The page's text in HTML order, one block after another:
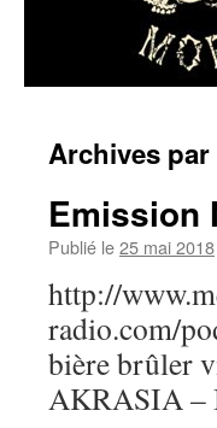
au
contenu
Archives
Emission
Publié le25 mai 2018
http://
radio.com/
bière brûler
AKRASIA –